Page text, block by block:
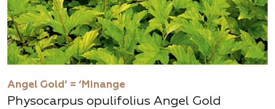
Angel Gold’ = ‘Minange
Physocarpus opulifolius Angel Gold